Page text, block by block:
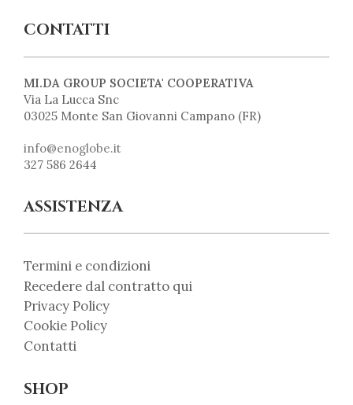
CONTATTI
MI.DA GROUP SOCIETA' COOPERATIVA
Via La Lucca Snc
03025 Monte San Giovanni Campano (FR)
info@enoglobe.it
327 586 2644
ASSISTENZA
Termini e condizioni
Recedere dal contratto qui
Privacy Policy
Cookie Policy
Contatti
SHOP